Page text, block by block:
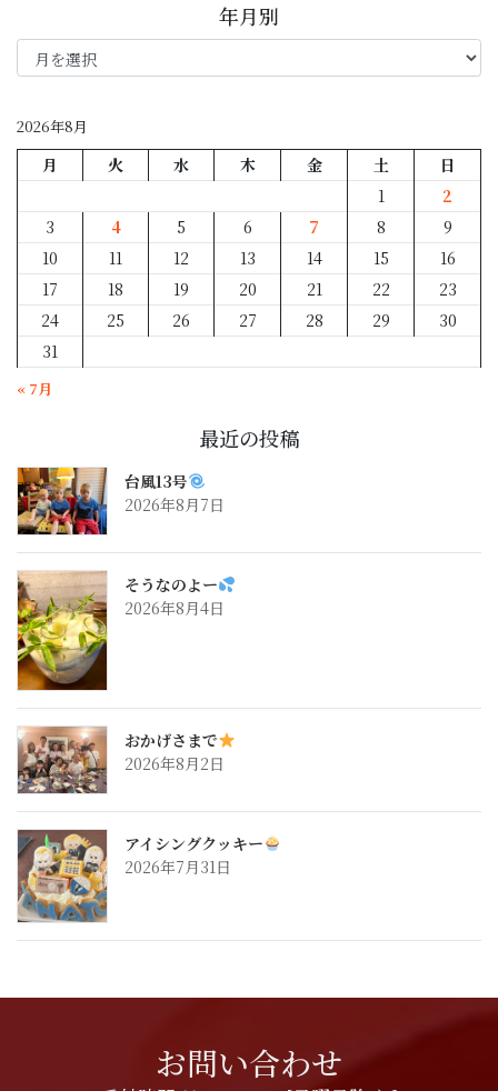
年月別
年
月
2026年8月
月 火 水 木 金 土
日
1
2
3
4 5 6 7 8
9
10
11 12 13 14 15
16
17
18 19 20 21 22
23
24
25 26 27 28 29
30
31
« 7月
最近の投稿
台風13号
2026年8月7日
そうなのよー
2026年8月4日
おかげさまで
2026年8月2日
アイシングクッキー
2026年7月31日
お問い合わせ